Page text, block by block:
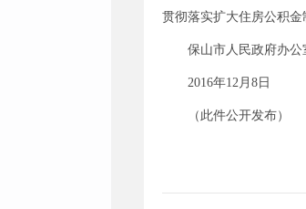
贯彻落实扩大住房公积金
保山市人民政府办公
2016年12月8日
（此件公开发布）